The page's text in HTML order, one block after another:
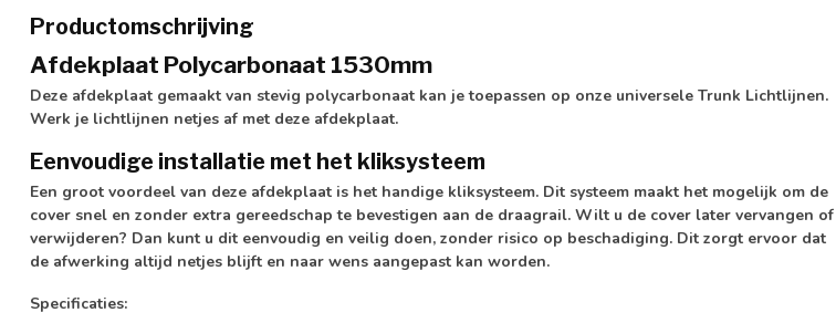
Productomschrijving
Afdekplaat Polycarbonaat 1530mm
Deze afdekplaat gemaakt van stevig polycarbonaat kan je toepassen op onze universele Trunk Lichtlijnen.
Werk je lichtlijnen netjes af met deze afdekplaat.
Eenvoudige installatie met het kliksysteem
Een groot voordeel van deze afdekplaat is het handige kliksysteem. Dit systeem maakt het mogelijk om de
cover snel en zonder extra gereedschap te bevestigen aan de draagrail. Wilt u de cover later vervangen of
verwijderen? Dan kunt u dit eenvoudig en veilig doen, zonder risico op beschadiging. Dit zorgt ervoor dat
de afwerking altijd netjes blijft en naar wens aangepast kan worden.
Specificaties: